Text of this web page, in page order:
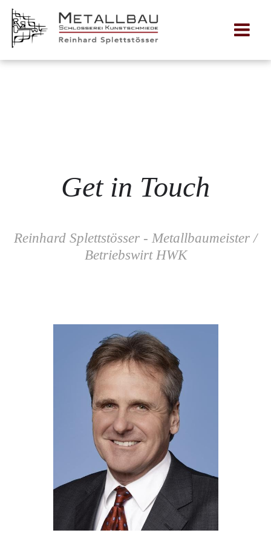
Get in Touch
Reinhard Splettstösser - Metallbaumeister /
Betriebswirt HWK